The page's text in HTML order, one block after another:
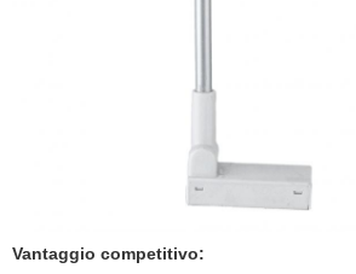
Vantaggio competitivo: